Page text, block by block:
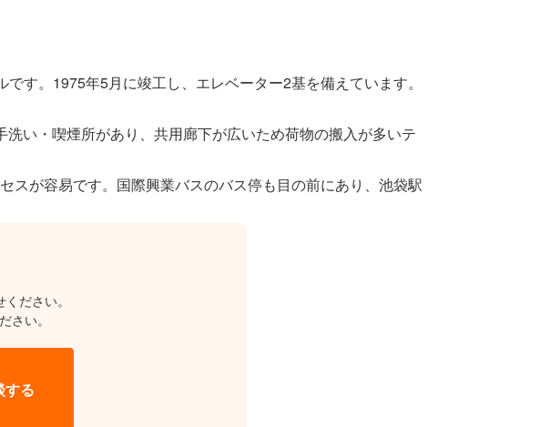
す。1975年5月に竣工し、エレベーター2基を備えています。
い・喫煙所があり、共用廊下が広いため荷物の搬入が多いテ
スが容易です。国際興業バスのバス停も目の前にあり、池袋駅
ださい。
さい。
する